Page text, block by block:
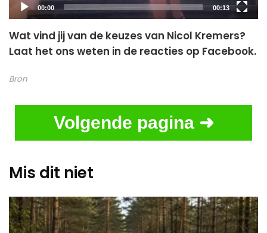
Current
time
00:00
Total
duration
00:13
Wat vind jij van de keuzes van Nicol Kremers?
Laat het ons weten in de reacties op Facebook.
Bron
Volgende pagina ➜
Mis dit niet